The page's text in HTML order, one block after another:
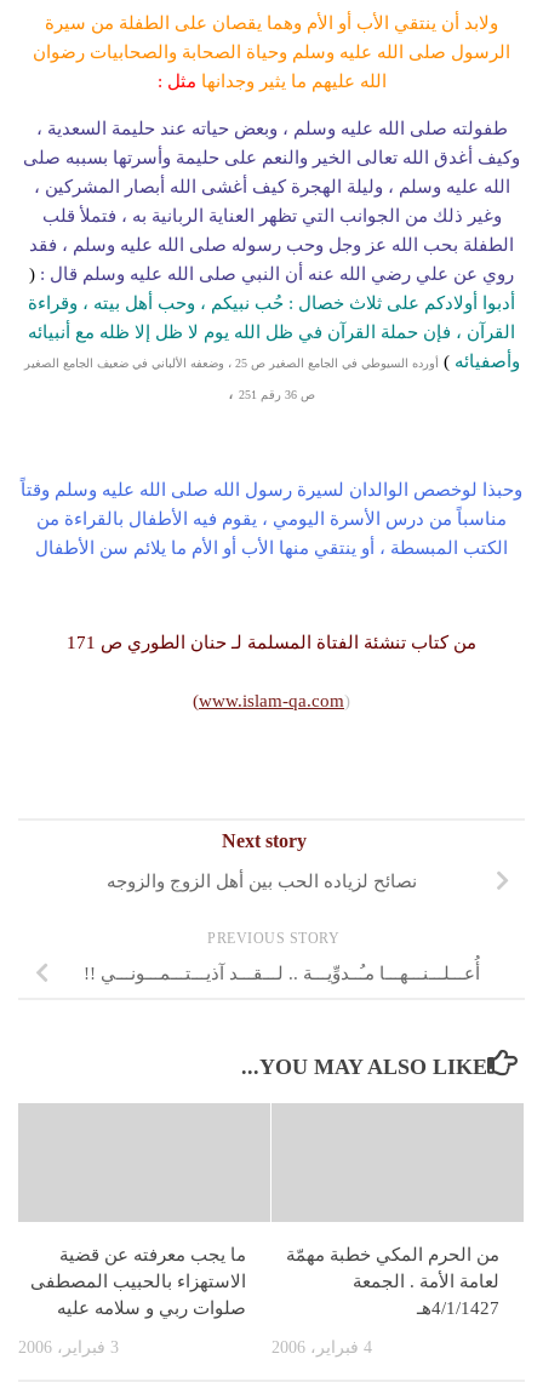
ولابد أن ينتقي الأب أو الأم وهما يقصان على الطفلة من سيرة
الرسول صلى الله عليه وسلم وحياة الصحابة والصحابيات رضوان
الله عليهم ما يثير وجدانها مثل :
طفولته صلى الله عليه وسلم ، وبعض حياته عند حليمة السعدية ،
وكيف أغدق الله تعالى الخير والنعم على حليمة وأسرتها بسببه صلى
الله عليه وسلم ، وليلة الهجرة كيف أغشى الله أبصار المشركين ،
وغير ذلك من الجوانب التي تظهر العناية الربانية به ، فتملأ قلب
الطفلة بحب الله عز وجل وحب رسوله صلى الله عليه وسلم ، فقد
روي عن علي رضي الله عنه أن النبي صلى الله عليه وسلم قال : (
أدبوا أولادكم على ثلاث خصال : حُب نبيكم ، وحب أهل بيته ، وقراءة
القرآن ، فإن حملة القرآن في ظل الله يوم لا ظل إلا ظله مع أنبيائه
وأصفيائه) أورده السيوطي في الجامع الصغير ص 25 ، وضعفه الألباني في ضعيف الجامع الصغير
ص 36 رقم 251 ،
وحبذا لوخصص الوالدان لسيرة رسول الله صلى الله عليه وسلم وقتاً
مناسباً من درس الأسرة اليومي ، يقوم فيه الأطفال بالقراءة من
الكتب المبسطة ، أو ينتقي منها الأب أو الأم ما يلائم سن الأطفال
من كتاب تنشئة الفتاة المسلمة لـ حنان الطوري ص 171
(
www.islam-qa.com)
Next story
نصائح لزياده الحب بين أهل الزوج والزوجه
PREVIOUS STORY
أُعـــلـــنـــهـــا مـُــدوِّيـــة .. لـــقـــد آذيـــتـــمـــونـــي !!
YOU MAY ALSO LIKE...
ما يجب معرفته عن قضية
الاستهزاء بالحبيب المصطفى
صلوات ربي و سلامه عليه
3 فبراير، 2006
من الحرم المكي خطبة مهمّة
لعامة الأمة . الجمعة
4/1/1427هـ
4 فبراير، 2006